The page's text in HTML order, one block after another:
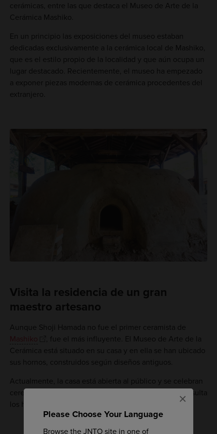
Please Choose Your Language
Browse the JNTO site in one of
×
cerámicas, entre las que destaca el Museo de Arte de la
Cerámica Mashiko.
En un principio las exposiciones del museo estaban
dedicadas exclusivamente a la cerámica local de Mashiko,
que es el estilo propio de la localidad y que aún ocupa un
lugar destacado. Recientemente, el museo ha empezado
a exponer piezas modernas de cerámica procedentes del
extranjero.
Visita la residencia de un gran
maestro artesano
Aunque Shoji Hamada no fue el primer ceramista de
Mashiko
, fue el más influyente. El Museo de Arte de la
Cerámica está situado en su casa y en ella se han ubicado
sus hornos, construidos según diseños antiguos.
Actualmente, la casa está abierta al público y se celebran
ceremonias del té varias veces a lo largo del año. Consulta
los horarios en el museo.